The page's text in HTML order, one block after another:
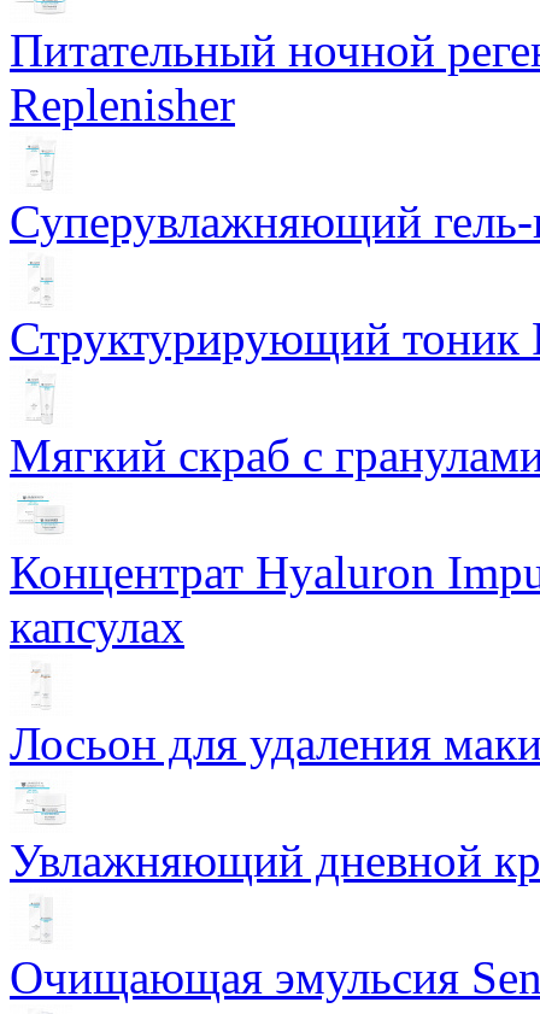
Питательный ночной
Replenisher
Суперувлажняющий
Структурирующий тоник
Мягкий скраб с
Концентрат Hyaluron
капсулах
Лосьон для удаления
Увлажняющий дневной
Очищающая эмульсия